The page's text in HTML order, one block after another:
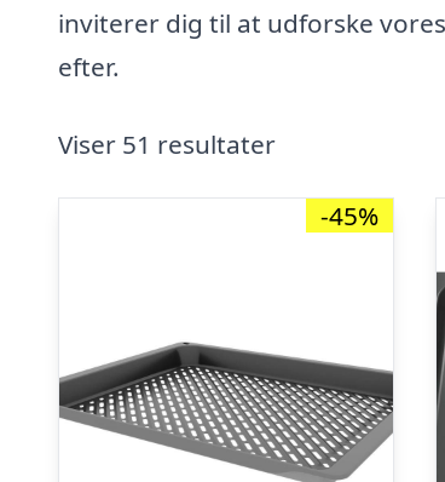
inviterer dig til at udforske
efter.
Viser 51 resultater
-45%